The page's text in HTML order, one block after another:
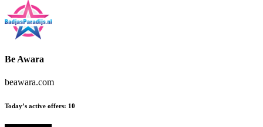
Be Awara
beawara.com
Today’s active offers: 10